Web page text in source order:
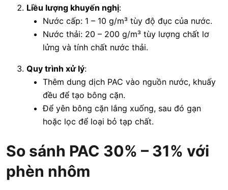
Liều lượng khuyến nghị:
Nước cấp: 1 – 10 g/m³ tùy độ đục của nước.
Nước thải: 20 – 200 g/m³ tùy lượng chất lơ
lửng và tính chất nước thải.
Quy trình xử lý:
Thêm dung dịch PAC vào nguồn nước, khuấy
đều để tạo bông cặn.
Để yên bông cặn lắng xuống, sau đó gạn
hoặc lọc để loại bỏ tạp chất.
So sánh PAC 30% – 31% với
phèn nhôm